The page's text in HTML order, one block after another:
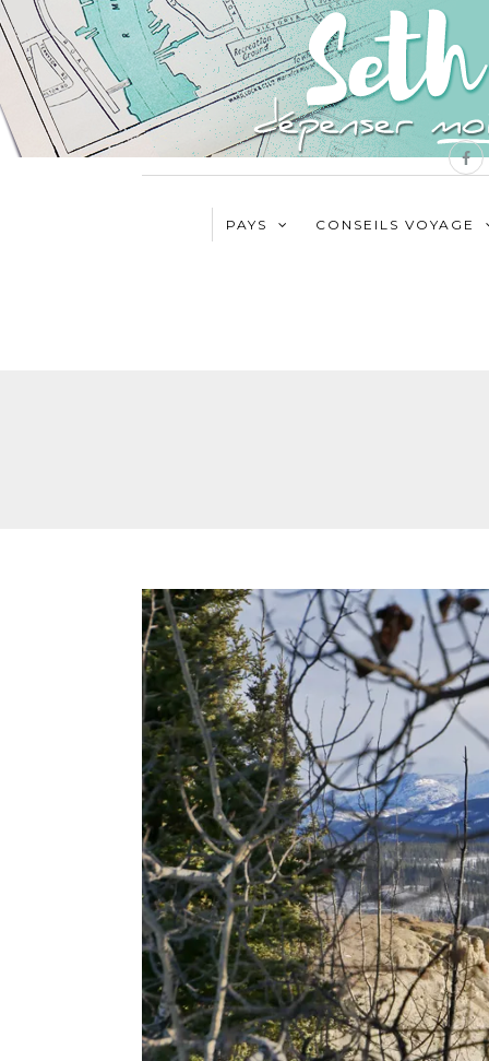
PAYS CONSEILS VOYAGE